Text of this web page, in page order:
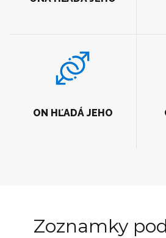
ON HĽADÁ JEHO
Zoznamky